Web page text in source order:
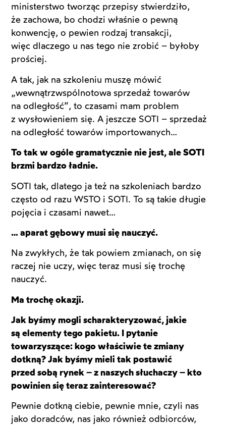
ministerstwo tworząc przepisy stwierdziło,
że zachowa, bo chodzi właśnie o pewną
konwencję, o pewien rodzaj transakcji,
więc dlaczego u nas tego nie zrobić – byłoby
prościej.
A tak, jak na szkoleniu muszę mówić
„wewnątrzwspólnotowa sprzedaż towarów
na odległość”, to czasami mam problem
z wysłowieniem się. A jeszcze SOTI – sprzedaż
na odległość towarów importowanych…
To tak w ogóle gramatycznie nie jest, ale SOTI
brzmi bardzo ładnie.
SOTI tak, dlatego ja też na szkoleniach bardzo
często od razu WSTO i SOTI. To są takie długie
pojęcia i czasami nawet…
… aparat gębowy musi się nauczyć.
Na zwykłych, że tak powiem zmianach, on się
raczej nie uczy, więc teraz musi się trochę
nauczyć.
Ma trochę okazji.
Jak byśmy mogli scharakteryzować, jakie
są elementy tego pakietu. I pytanie
towarzyszące: kogo właściwie te zmiany
dotkną? Jak byśmy mieli tak postawić
przed sobą rynek – z naszych słuchaczy – kto
powinien się teraz zainteresować?
Pewnie dotkną ciebie, pewnie mnie, czyli nas
jako doradców, nas jako również odbiorców,